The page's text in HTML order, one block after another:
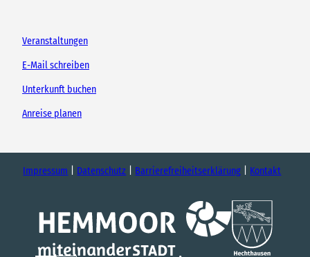
Veranstaltungen
E-Mail schreiben
Unterkunft buchen
Anreise planen
Impressum Datenschutz Barrierefreiheitserklärung Kontakt